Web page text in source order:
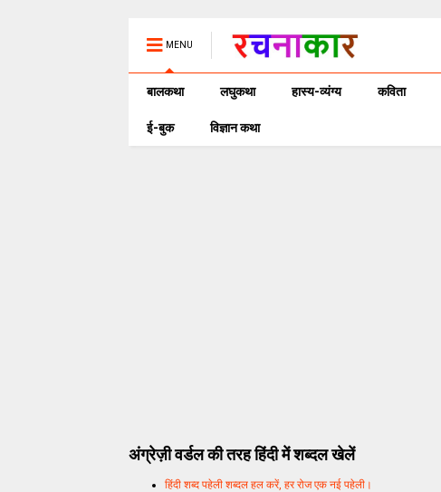
MENU
बालकथा लघुकथा हास्य-व्यंग्य कविता
ई-बुक विज्ञान कथा
अंग्रेज़ी वर्डल की तरह हिंदी में शब्दल खेलें
हिंदी शब्द पहेली शब्दल हल करें, हर रोज एक नई पहेली।